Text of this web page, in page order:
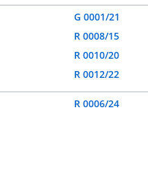
G 0001/21
R 0008/15
R 0010/20
R 0012/22
R 0006/24